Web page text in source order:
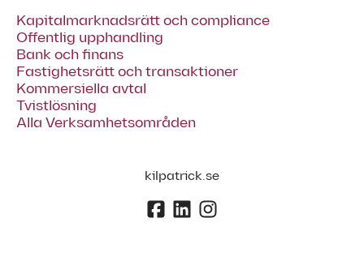
Kapitalmarknadsrätt och compliance
Offentlig upphandling
Bank och finans
Fastighetsrätt och transaktioner
Kommersiella avtal
Tvistlösning
Alla Verksamhetsområden
kilpatrick.se